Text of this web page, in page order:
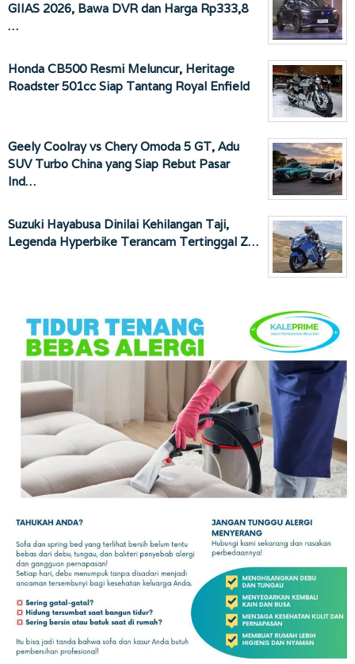
GIIAS 2026, Bawa DVR dan Harga Rp333,8
…
Honda CB500 Resmi Meluncur, Heritage
Roadster 501cc Siap Tantang Royal Enfield
Geely Coolray vs Chery Omoda 5 GT, Adu
SUV Turbo China yang Siap Rebut Pasar
Ind…
Suzuki Hayabusa Dinilai Kehilangan Taji,
Legenda Hyperbike Terancam Tertinggal Z…